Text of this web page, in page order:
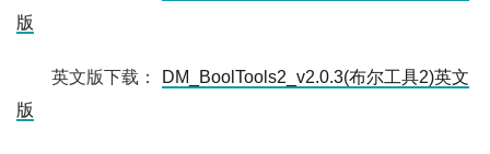
版
英文版下载：
DM_BoolTools2_v2.0.3(布尔工具2)英文
版